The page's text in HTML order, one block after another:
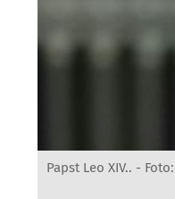
Papst Leo XIV.. -